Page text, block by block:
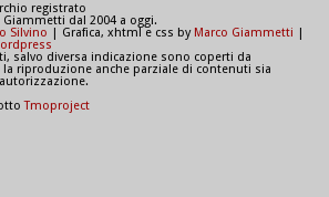
registrato
dal 2004 a oggi.
Silvino | Grafica, xhtml e css byMarco Giammetti
salvo diversa indicazione sono coperti da
riproduzione anche parziale di contenuti sia
Tmoproject